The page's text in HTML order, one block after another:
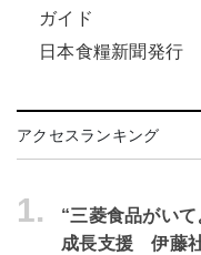
ガイド
日本食糧新聞発行
アクセスランキング
1.
“三菱食品がい
成長支援 伊藤